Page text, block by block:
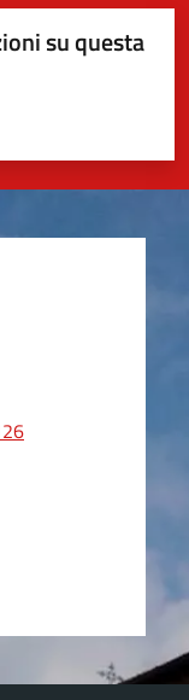
su questa